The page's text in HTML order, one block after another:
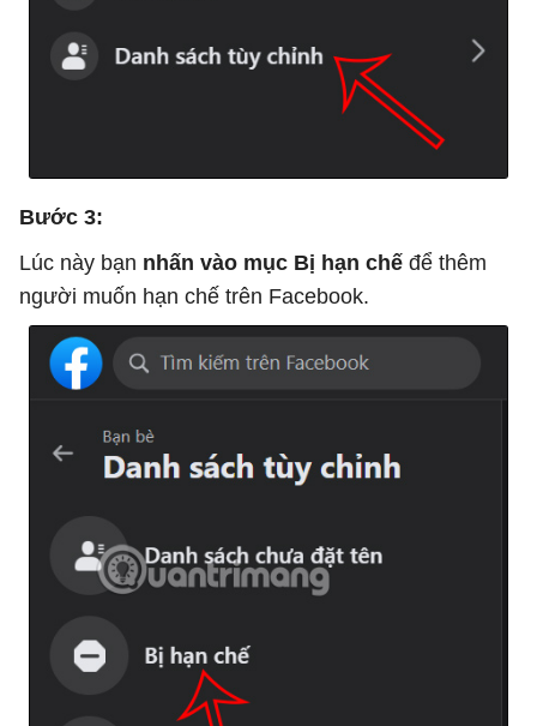
Bước 3:
Lúc này bạn nhấn vào mục Bị hạn chế để thêm
người muốn hạn chế trên Facebook.